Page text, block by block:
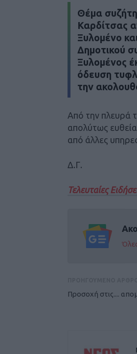
Θέμα
Καρδίτσας
Ξυλομένο
Δημοτικού
Ξυλομένος
όδευση
την
Από την πλευρά
απολύτως
από άλλες
Δ.Γ.
Τελευταίες
Προσοχή στις....